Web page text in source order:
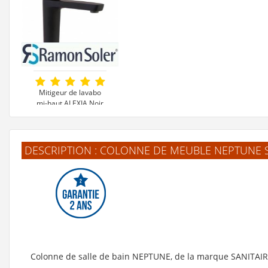
Mitigeur de lavabo
mi-haut ALEXIA Noir
259 €
Voir le produit
DESCRIPTION : COLONNE DE MEUBLE
Colonne de salle de bain NEPTUNE, de la marque